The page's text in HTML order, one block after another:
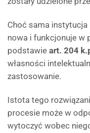
Choć sama
nowa i funkcjonuje w
podstawie art. 204
własności
zastosowanie.
Istota tego
procesie może w
wytoczyć wobec